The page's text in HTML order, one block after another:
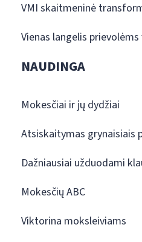
VMI skaitmeninė
Vienas langelis
NAUDINGA
Mokesčiai ir jų dydžiai
Atsiskaitymas grynaisiais
Dažniausiai užduodami
Mokesčių ABC
Viktorina moksleiviams